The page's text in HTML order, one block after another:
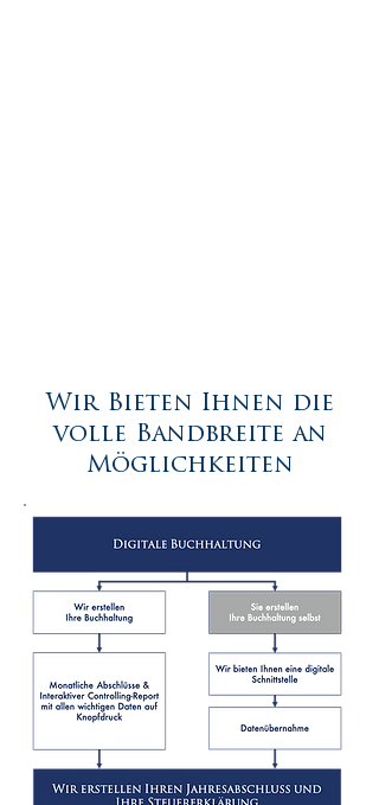
Wir Bieten Ihnen die
volle Bandbreite an
Möglichkeiten